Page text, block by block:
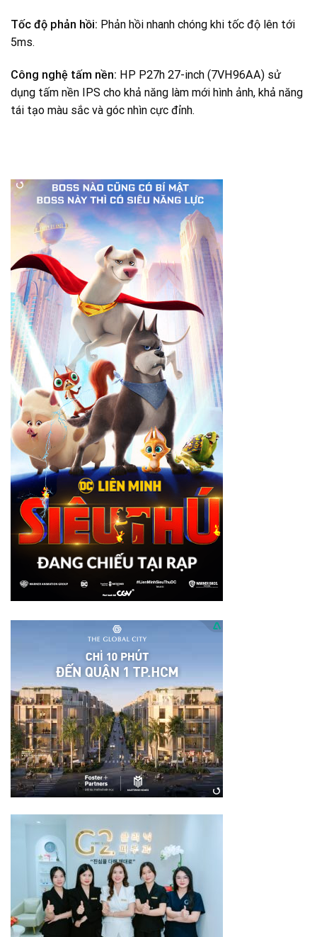
Tốc độ phản hồi: Phản hồi nhanh chóng khi tốc độ lên tới
5ms.
Công nghệ tấm nền: HP P27h 27-inch (7VH96AA) sử
dụng tấm nền IPS cho khả năng làm mới hình ảnh, khả năng
tái tạo màu sắc và góc nhìn cực đỉnh.